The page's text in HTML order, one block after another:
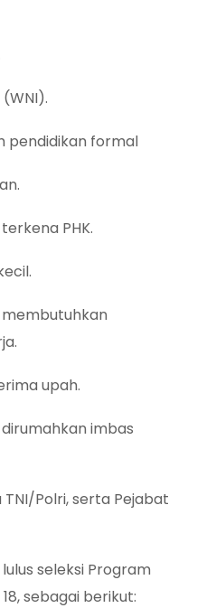
pendidikan formal
PHK.
upah.
imbas
TNI/Polri, serta Pejabat
seleksi Program
sebagai berikut: